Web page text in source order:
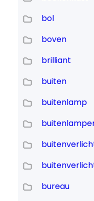
bol
boven
brilliant
buiten
buitenlamp
bureau